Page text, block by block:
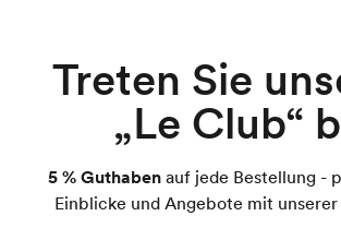
Treten Sie
„Le Club“
5 % Guthaben auf jede Bestellung -
Einblicke und Angebote mit